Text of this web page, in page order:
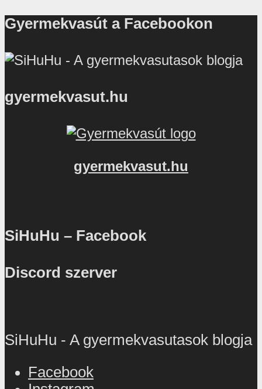
Gyermekvasút a Facebookon
gyermekvasut.hu
gyermekvasut.hu
SiHuHu – Facebook
Discord szerver
SiHuHu - A gyermekvasutasok blogja
Facebook